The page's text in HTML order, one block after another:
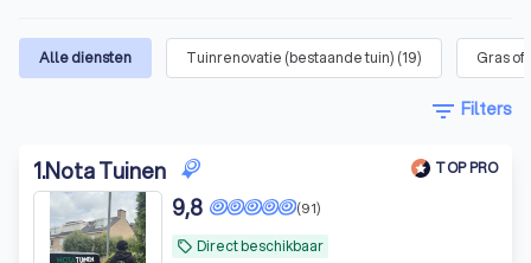
Alle diensten Tuinrenovatie (bestaande tuin) (19) Gras
filter_list Filters
1.Nota Tuinen TOP PRO
local_offer Direct beschikbaar
(91)
9,8